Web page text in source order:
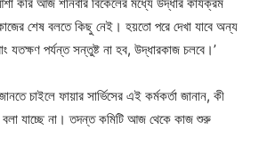
শেষ বলতে কিছু নেই। হয়তো পরে দেখা যাবে অন্য
যতক্ষণ পর্যন্ত সন্তুষ্ট না হব, উদ্ধারকাজ চলবে।’
চাইলে ফায়ার সার্ভিসের এই কর্মকর্তা জানান, কী
বলা যাচ্ছে না। তদন্ত কমিটি আজ থেকে কাজ শুরু